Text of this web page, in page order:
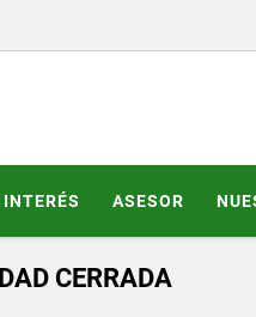
ASESOR
CERRADA